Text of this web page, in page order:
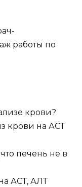
работы по
крови?
крови на АСТ
печень не в
АСТ, АЛТ